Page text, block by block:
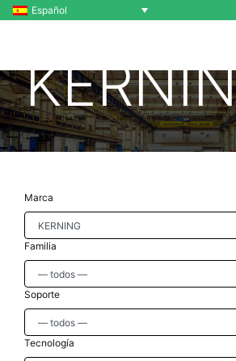
Español
Marca
Familia
Soporte
Tecnología